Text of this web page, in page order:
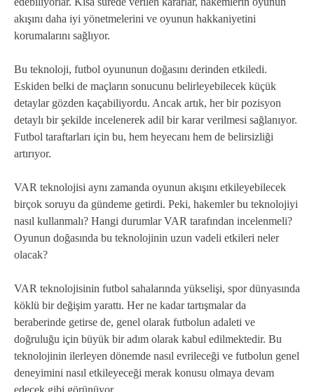
akışını daha iyi yönetmelerini ve oyunun hakkaniyetini
korumalarını sağlıyor.
Bu teknoloji, futbol oyununun doğasını derinden etkiledi.
Eskiden belki de maçların sonucunu belirleyebilecek küçük
detaylar gözden kaçabiliyordu. Ancak artık, her bir pozisyon
detaylı bir şekilde incelenerek adil bir karar verilmesi sağlanıyor.
Futbol taraftarları için bu, hem heyecanı hem de belirsizliği
artırıyor.
VAR teknolojisi aynı zamanda oyunun akışını etkileyebilecek
birçok soruyu da gündeme getirdi. Peki, hakemler bu teknolojiyi
nasıl kullanmalı? Hangi durumlar VAR tarafından incelenmeli?
Oyunun doğasında bu teknolojinin uzun vadeli etkileri neler
olacak?
VAR teknolojisinin futbol sahalarında yükselişi, spor dünyasında
köklü bir değişim yarattı. Her ne kadar tartışmalar da
beraberinde getirse de, genel olarak futbolun adaleti ve
doğruluğu için büyük bir adım olarak kabul edilmektedir. Bu
teknolojinin ilerleyen dönemde nasıl evrileceği ve futbolun genel
deneyimini nasıl etkileyeceği merak konusu olmaya devam
edecek gibi görünüyor.